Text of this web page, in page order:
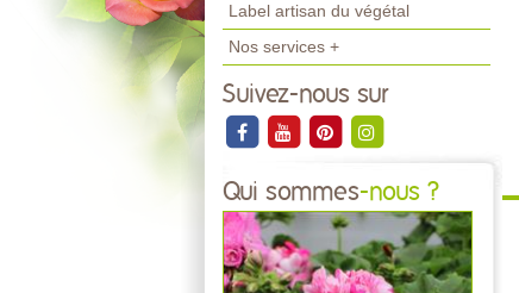
Label artisan du végétal
Nos services +
Suivez-nous sur
Qui sommes-nous ?